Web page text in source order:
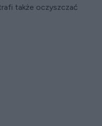
także oczyszczać